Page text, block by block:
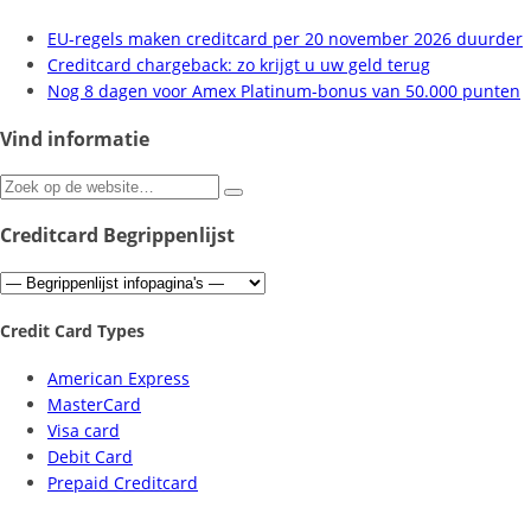
EU-regels maken creditcard per 20 november 2026 duurder
Creditcard chargeback: zo krijgt u uw geld terug
Nog 8 dagen voor Amex Platinum-bonus van 50.000 punten
Vind informatie
Zoeken
Creditcard Begrippenlijst
Credit Card Types
American Express
MasterCard
Visa card
Debit Card
Prepaid Creditcard